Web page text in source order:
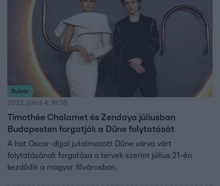
Bulvár
2022. július 4. 16:38
Timothée Chalamet és Zendaya júliusban
Budapesten forgatják a Dűne folytatását
A hat Oscar-díjjal jutalmazott Dűne várva várt
folytatásának forgatása a tervek szerint július 21-én
kezdődik a magyar fővárosban.